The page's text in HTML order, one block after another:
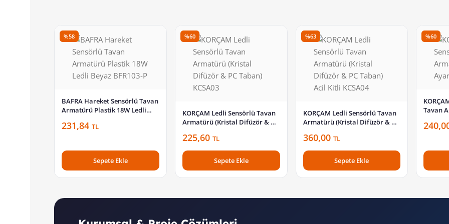
%58
BAFRA Hareket Sensörlü Tavan
Armatürü Plastik 18W Ledli
231,84 TL
Sepete Ekle
%60
KORÇAM Ledli Sensörlü Tavan
Armatürü (Kristal Difüzör & PC
225,60 TL
Sepete Ekle
%63
KORÇAM Ledli Sensörlü Tavan
Armatürü (Kristal Difüzör & PC
360,00 TL
Sepete Ekle
%60
Tavan